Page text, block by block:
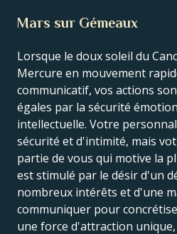
Mars sur Gémeaux
Lorsque le doux soleil du
Mercure en mouvement
communicatif, vos actions
égales par la sécurité
intellectuelle. Votre
sécurité et d'intimité, mais
partie de vous qui motive la
est stimulé par le désir d'un
nombreux intérêts et d'une
communiquer pour
une force d'attraction unique,